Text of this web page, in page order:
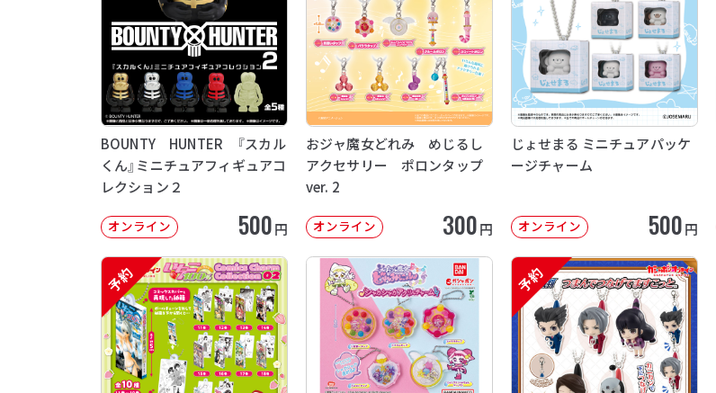
BOUNTY HUNTER 『スカル
くん』ミニチュアフィギュアコ
レクション２
オンライン 500円
おジャ魔女どれみ めじるし
アクセサリー ポロンタップ
ver. 2
オンライン 300円
じょせまる ミニチュアパッケ
ージチャーム
オンライン 500円
予約 予約